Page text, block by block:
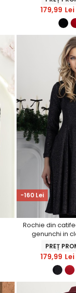
179,99 Lei
-160 Lei
Rochie din
genunchi in
rotunjit -
PREȚ
179,99 Lei